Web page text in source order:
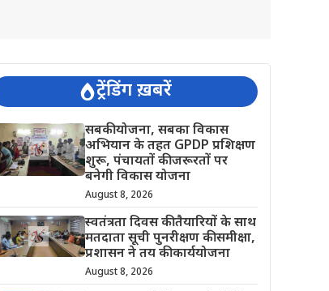
ट्रेंडिंग ख़बरें
सबकी योजना, सबका विकास
अभियान के तहत GPDP प्रशिक्षण
शुरू, पंचायतों की जरूरतों पर
बनेगी विकास योजना
August 8, 2026
स्वतंत्रता दिवस की तैयारियों के साथ
मतदाता सूची पुनरीक्षण की समीक्षा,
प्रशासन ने तय की कार्ययोजना
August 8, 2026